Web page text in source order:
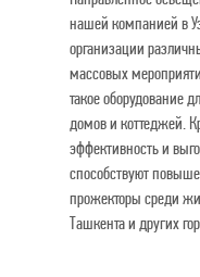
нашей компанией в
организации
массовых
такое оборудование
домов и коттеджей.
эффективность и
способствуют
прожекторы среди
Ташкента и других